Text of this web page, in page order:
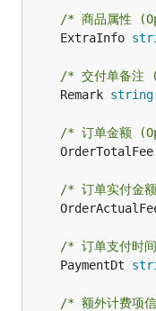
/* 商品属性
	ExtraInfo
/* 交付单备
	Remark
string
/* 订单金额
	OrderTotalFee
/* 订单实付
/* 订单支付
	PaymentDt
/* 额外计费